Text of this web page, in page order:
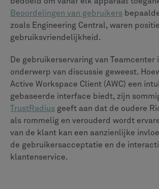
vermelden voor bepaalde licenties, a
naar de totale economische impact van
Consulting ontdekte dat een
mogelijk een ROI van 90% zou kunnen
ENOVIA wordt voornamelijk geleverd
native 3DEXPERIENCE-platform, dat
IaaS-pakketten biedt die worden
Dassault Systèmes, wat de
onderhoud vereenvoudigt. Het
doorgaans gebaseerd op een
benoemde gebruiker, waarbij